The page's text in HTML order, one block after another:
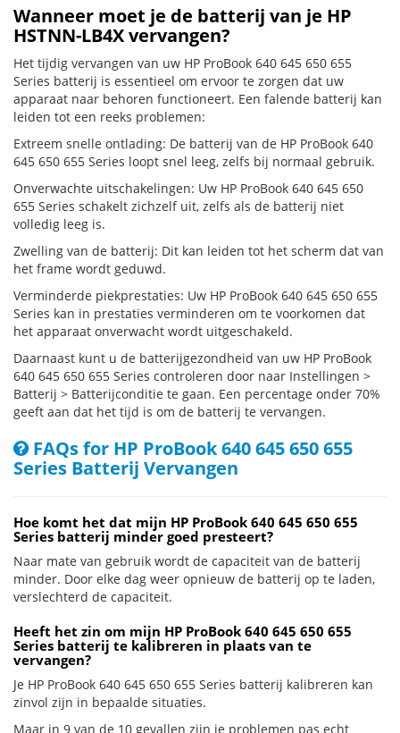
Wanneer moet je de batterij van je HP
HSTNN-LB4X vervangen?
Het tijdig vervangen van uw HP ProBook 640 645 650 655
Series batterij is essentieel om ervoor te zorgen dat uw
apparaat naar behoren functioneert. Een falende batterij kan
leiden tot een reeks problemen:
Extreem snelle ontlading: De batterij van de HP ProBook 640
645 650 655 Series loopt snel leeg, zelfs bij normaal gebruik.
Onverwachte uitschakelingen: Uw HP ProBook 640 645 650
655 Series schakelt zichzelf uit, zelfs als de batterij niet
volledig leeg is.
Zwelling van de batterij: Dit kan leiden tot het scherm dat van
het frame wordt geduwd.
Verminderde piekprestaties: Uw HP ProBook 640 645 650 655
Series kan in prestaties verminderen om te voorkomen dat
het apparaat onverwacht wordt uitgeschakeld.
Daarnaast kunt u de batterijgezondheid van uw HP ProBook
640 645 650 655 Series controleren door naar Instellingen >
Batterij > Batterijconditie te gaan. Een percentage onder 70%
geeft aan dat het tijd is om de batterij te vervangen.
FAQs for HP ProBook 640 645 650 655
Series Batterij Vervangen
Hoe komt het dat mijn HP ProBook 640 645 650 655
Series batterij minder goed presteert?
Naar mate van gebruik wordt de capaciteit van de batterij
minder. Door elke dag weer opnieuw de batterij op te laden,
verslechterd de capaciteit.
Heeft het zin om mijn HP ProBook 640 645 650 655
Series batterij te kalibreren in plaats van te
vervangen?
Je HP ProBook 640 645 650 655 Series batterij kalibreren kan
zinvol zijn in bepaalde situaties.
Maar in 9 van de 10 gevallen zijn je problemen pas echt